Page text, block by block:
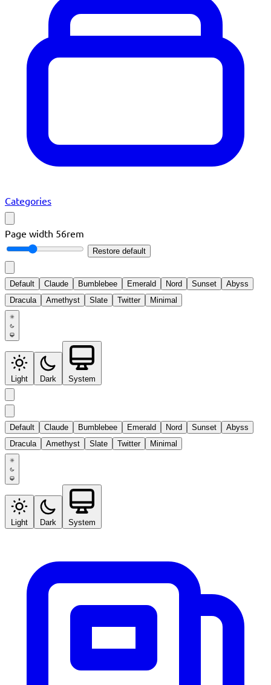
Categories
Page width 56rem
Restore default
Default Claude Bumblebee Emerald Nord Sunset
Abyss
Dracula
Amethyst Slate Twitter Minimal
Light Dark System
Default Claude Bumblebee Emerald Nord Sunset
Abyss
Dracula
Amethyst Slate Twitter Minimal
Light Dark System